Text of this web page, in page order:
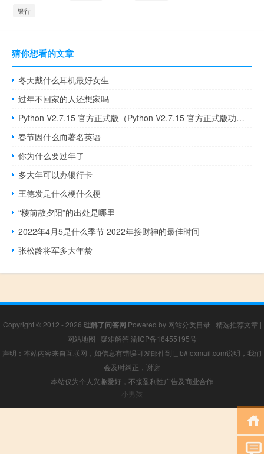
银行
猜你想看的文章
冬天戴什么耳机最好女生
过年不回家的人还想家吗
Python V2.7.15 官方正式版（Python V2.7.15 官方正式版功能简介）
春节因什么而著名英语
你为什么要过年了
多大年可以办银行卡
王德发是什么梗什么梗
“楼前散夕阳”的出处是哪里
2022年4月5是什么季节 2022年接财神的最佳时间
张松龄将军多大年龄
Copyright © 2012 - 2026 理解了问答网 Powered by 网站分类目录 | 精选推荐文章 |
网站地图 | 疑难解答 渝ICP备16455195号
声明：本站内容来自互联网，如信息有错误可发邮件到f_fb#foxmail.com说明，我们
会及时纠正，谢谢
本站仅为个人兴趣爱好，不接盈利性广告及商业合作
小男孩